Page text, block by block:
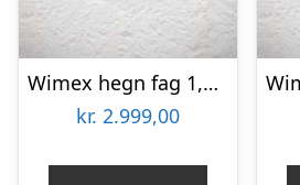
Wimex hegn fag 1,8×1,895m – 9969000035
kr. 2.999,00